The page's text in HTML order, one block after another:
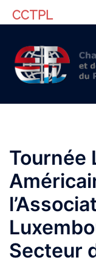
content
Tournée
Secteur
CCTPL